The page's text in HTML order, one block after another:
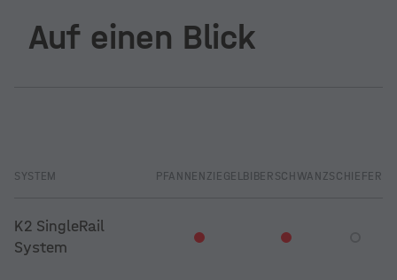
Auf einen Blick
SYSTEM PFANNENZIEGELBIBERSCHWANZSCHIEFER
K2 SingleRail
System